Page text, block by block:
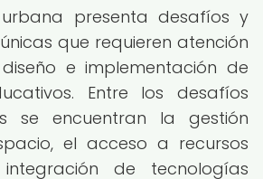
presenta desafíos y
que requieren atención
e implementación de
Entre los desafíos
se encuentran la gestión
el acceso a recursos
de tecnologías